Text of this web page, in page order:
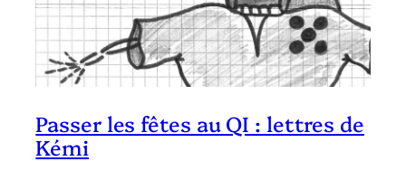
Passer les fêtes au QI : lettres de
Kémi